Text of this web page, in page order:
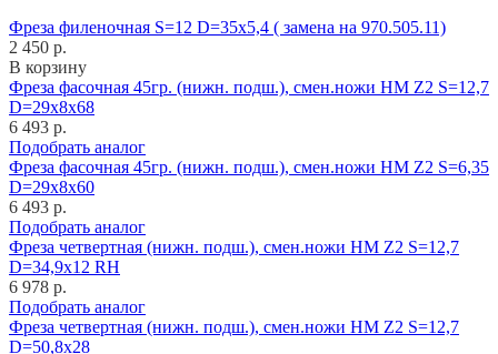
Фреза филеночная S=12 D=35x5,4 ( замена на 970.505.11)
2 450 р.
В корзину
Фреза фасочная 45гр. (нижн. подш.), смен.ножи HM Z2 S=12,7
D=29x8x68
6 493 р.
Подобрать аналог
Фреза фасочная 45гр. (нижн. подш.), смен.ножи HM Z2 S=6,35
D=29x8x60
6 493 р.
Подобрать аналог
Фреза четвертная (нижн. подш.), смен.ножи HM Z2 S=12,7
D=34,9x12 RH
6 978 р.
Подобрать аналог
Фреза четвертная (нижн. подш.), смен.ножи HM Z2 S=12,7
D=50,8x28